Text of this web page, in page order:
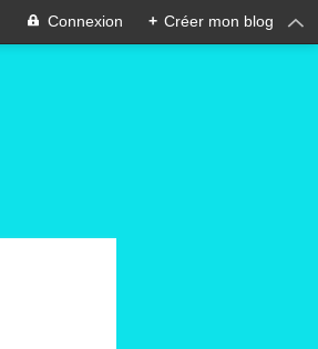
Connexion + Créer mon blog